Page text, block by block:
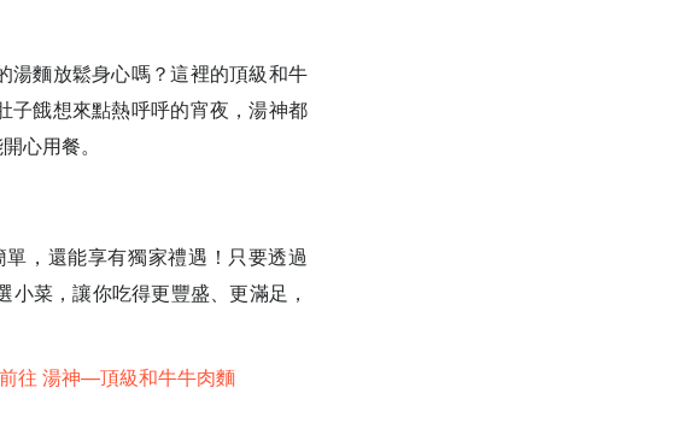
湯麵放鬆身心嗎？這裡的頂級和牛
子餓想來點熱呼呼的宵夜，湯神都
心用餐。
，還能享有獨家禮遇！只要透過
菜，讓你吃得更豐盛、更滿足，
往 湯神—頂級和牛牛肉麵